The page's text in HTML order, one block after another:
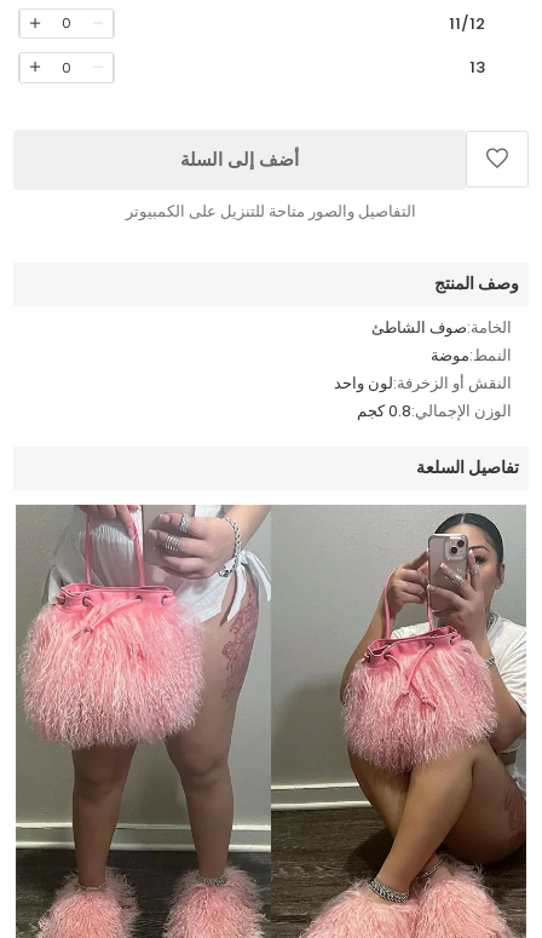
11/12
0
13
0
أضف إلى السلة
التفاصيل والصور متاحة للتنزيل على الكمبيوتر
وصف المنتج
الخامة:صوف الشاطئ
النمط:موضة
النقش أو الزخرفة:لون واحد
الوزن الإجمالي:0.8 كجم
تفاصيل السلعة